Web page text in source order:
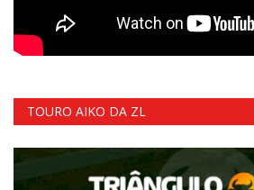
TOURO AIKO DA ZL